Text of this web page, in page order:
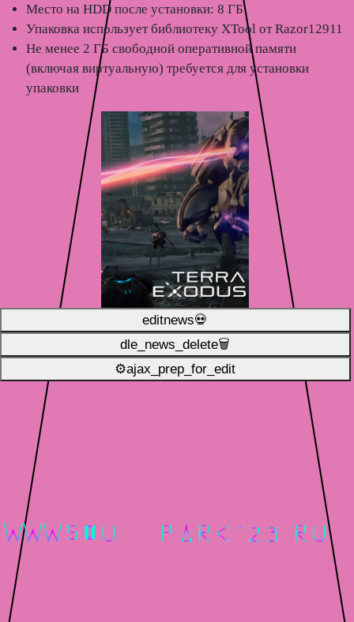
Место на HDD после установки: 8 ГБ
Упаковка использует библиотеку XTool от Razor12911
Не менее 2 ГБ свободной оперативной памяти
(включая виртуальную) требуется для установки
упаковки
editnews💀
dle_news_delete🗑️
⚙ajax_prep_for_edit️